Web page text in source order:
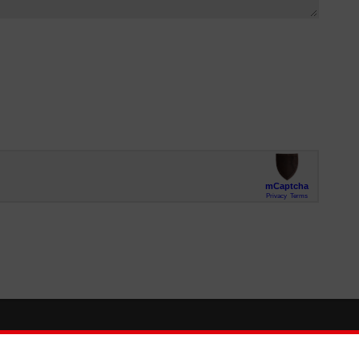
So finden Sie uns